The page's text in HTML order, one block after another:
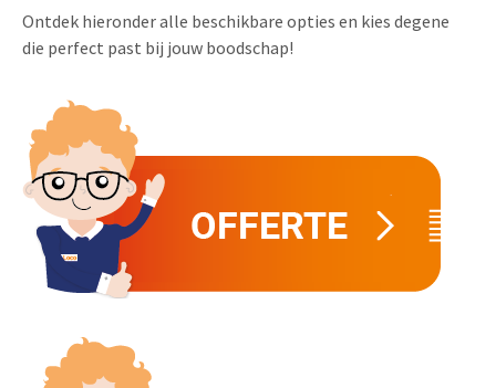
Ontdek hieronder alle beschikbare opties en kies degene
die perfect past bij jouw boodschap!
Lenticular Cards
Twin Sliders
Tabkaarten
Budget kaarten
Andere opvallende mailings
Alle producten
Non-profit Marketing
Duurzame Marketing
Marketing voor Scholen
Horeca Marketing
Food Marketing
Kalender maken
Klantenbinding
Brochure downloaden